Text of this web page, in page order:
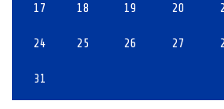
17 18 19 20
24 25 26 27
31